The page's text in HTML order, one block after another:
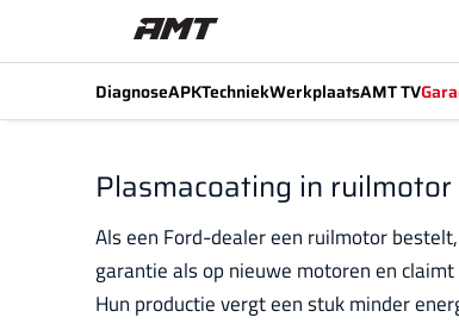
DiagnoseAPKTechniekWerkplaatsAMT TV
Plasmacoating in ruilmotor
Als een Ford-dealer een ruilmotor
garantie als op nieuwe motoren en
Hun productie vergt een stuk minder